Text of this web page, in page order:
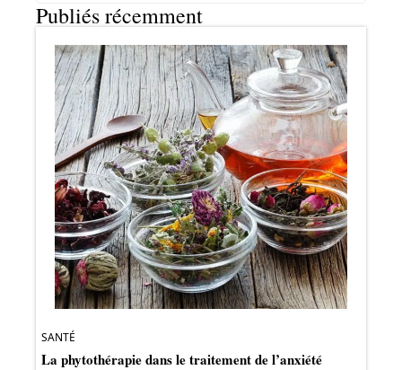
Publiés récemment
SANTÉ
La phytothérapie dans le traitement de l’anxiété